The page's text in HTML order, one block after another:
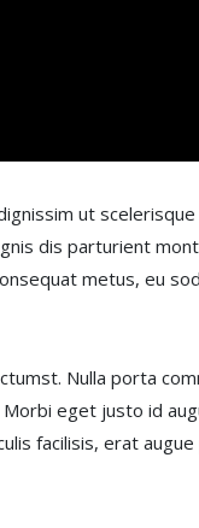
ut scelerisque
dis parturient
metus, eu
Nulla porta
Morbi eget justo id
facilisis, erat